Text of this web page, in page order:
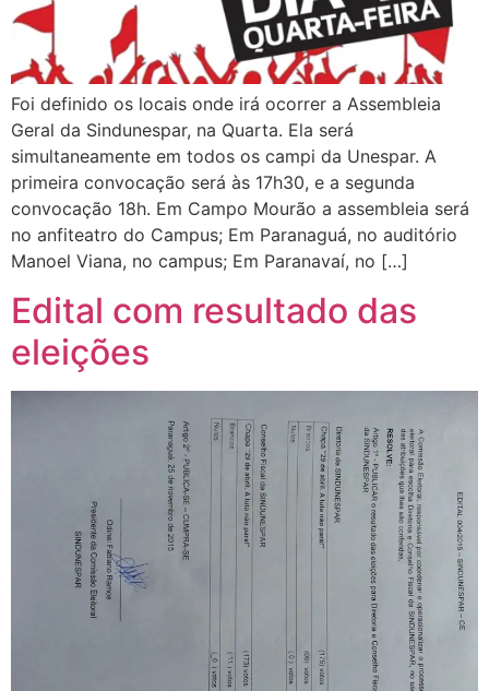
Foi definido os locais onde irá ocorrer a Assembleia
Geral da Sindunespar, na Quarta. Ela será
simultaneamente em todos os campi da Unespar. A
primeira convocação será às 17h30, e a segunda
convocação 18h. Em Campo Mourão a assembleia será
no anfiteatro do Campus; Em Paranaguá, no auditório
Manoel Viana, no campus; Em Paranavaí, no […]
Edital com resultado das
eleições